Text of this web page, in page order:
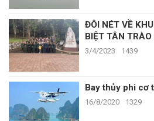
ĐÔI NÉT VỀ
BIỆT TÂN TRÀO
3/4/2023 1439
Bay thủy phi cơ
16/8/2020 1329